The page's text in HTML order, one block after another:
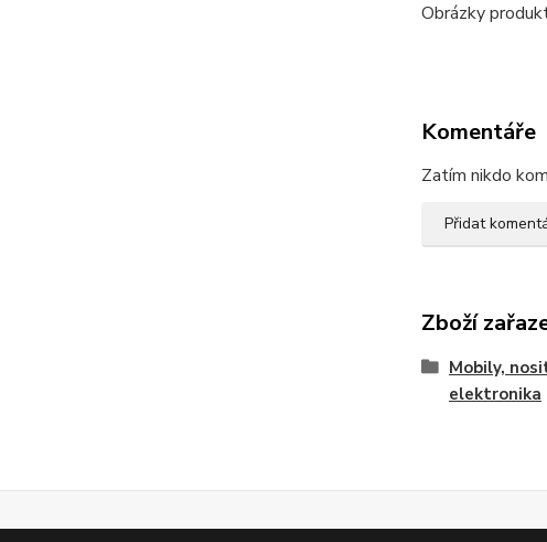
Obrázky
Komentáře
Zatím nikdo
Přidat
Zboží
Mobily,
elektronika